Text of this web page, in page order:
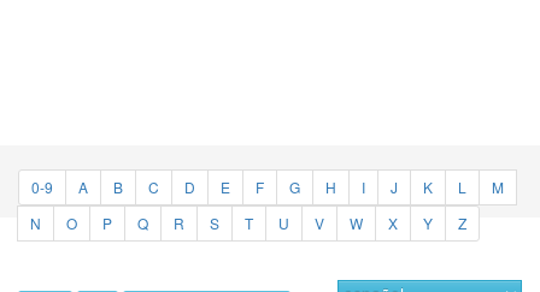
0-9 A B C D E F G H I J K L
M
N
O P Q R S T U V W X Y Z